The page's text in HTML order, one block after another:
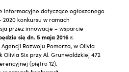
informacyjne dotyczące ogłoszonego
2020 konkursu w ramach
przez innowacje – wsparcie
się dn. 5 maja 2016 r.
Rozwoju Pomorza, w Olivia
Olivia Six przy Al. Grunwaldzkiej 472
(piętro 12).